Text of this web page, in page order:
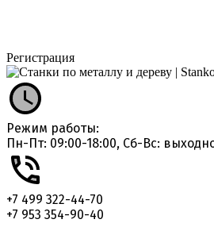
Регистрация
Режим работы:
Пн-Пт: 09:00-18:00, Сб-Вс:
+7 499 322-44-70
+7 953 354-90-40